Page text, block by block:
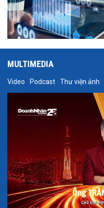
MULTIMEDIA
Video Podcast Thư viện ảnh